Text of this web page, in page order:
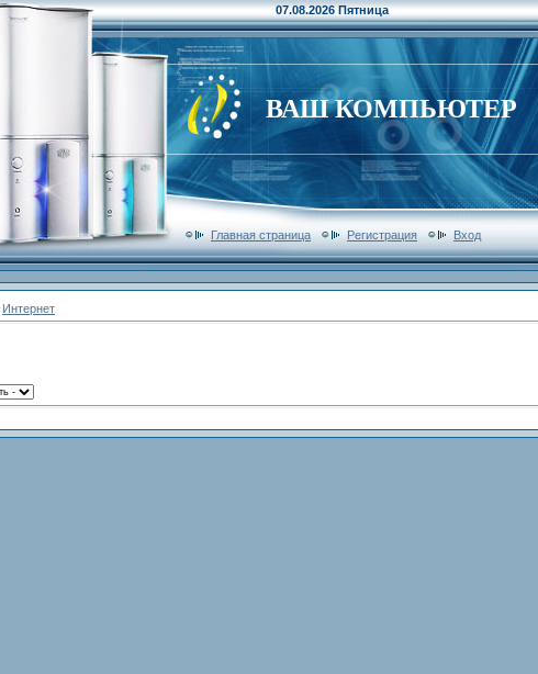
07.08.2026 Пятница
ВАШ КОМПЬЮТЕР
Главная страница Регистрация Вход
Интернет